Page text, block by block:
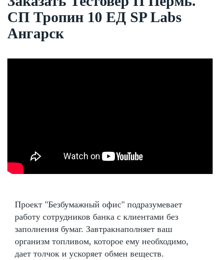
СП Тропин 10 ЕД SP Labs
Ангарск
Проект "Безбумажный офис" подразумевает
работу сотрудников банка с клиентами без
заполнения бумаг. Завтракнаполняет ваш
организм топливом, которое ему необходимо,
дает толчок и ускоряет обмен веществ.